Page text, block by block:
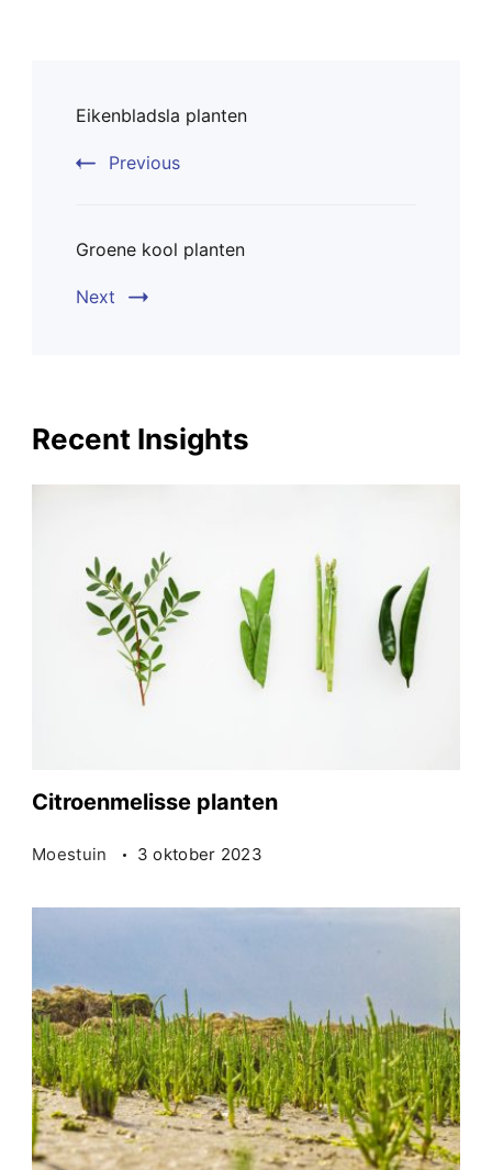
Navigation
Eikenbladsla planten
Previous
Groene kool planten
Next
Recent Insights
Citroenmelisse planten
Moestuin 3 oktober 2023